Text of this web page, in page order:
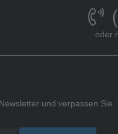
oder
und verpassen Sie